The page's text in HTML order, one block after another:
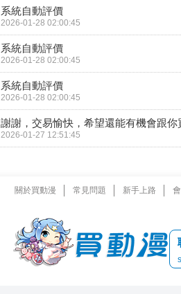
系統自動評價
2026-01-28 02:00:45
系統自動評價
2026-01-28 02:00:45
系統自動評價
2026-01-28 02:00:45
謝謝，交易愉快，希望還能有機會跟你
2026-01-27 12:51:45
關於買動漫 常見問題 新手上路